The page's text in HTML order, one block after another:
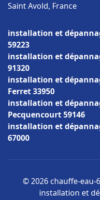
Saint Avold, France
installation et
59223
installation et
91320
installation et
Ferret 33950
installation et
Pecquencourt 59146
installation et
67000
© 2026 chauffe-eau-
installation et